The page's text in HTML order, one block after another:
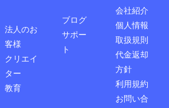
法人のお
客様
クリエイ
ター
教育
ブログ
サポー
ト
会社紹介
個人情報
取扱規則
代金返却
方針
利用規約
お問い合